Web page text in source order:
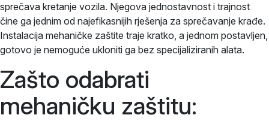
sprečava kretanje vozila. Njegova jednostavnost i trajnost
čine ga jednim od najefikasnijih rješenja za sprečavanje krađe.
Instalacija mehaničke zaštite traje kratko, a jednom postavljen,
gotovo je nemoguće ukloniti ga bez specijaliziranih alata.
Zašto odabrati
mehaničku zaštitu: